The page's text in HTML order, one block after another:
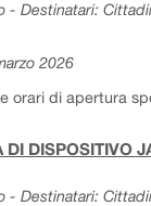
- Destinatari:
2026
orari di apertura
DI DISPOSITIVO
- Destinatari: